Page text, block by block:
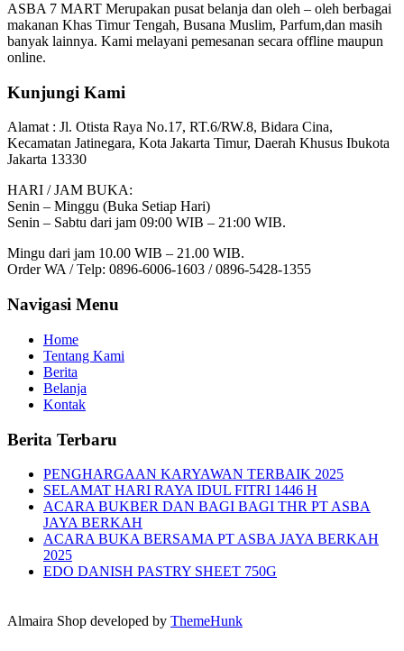
ASBA 7 MART Merupakan pusat belanja dan oleh – oleh berbagai
makanan Khas Timur Tengah, Busana Muslim, Parfum,dan masih
banyak lainnya. Kami melayani pemesanan secara offline maupun
online.
Kunjungi Kami
Alamat : Jl. Otista Raya No.17, RT.6/RW.8, Bidara Cina,
Kecamatan Jatinegara, Kota Jakarta Timur, Daerah Khusus Ibukota
Jakarta 13330
HARI / JAM BUKA:
Senin – Minggu (Buka Setiap Hari)
Senin – Sabtu dari jam 09:00 WIB – 21:00 WIB.
Mingu dari jam 10.00 WIB – 21.00 WIB.
Order WA / Telp: 0896-6006-1603 / 0896-5428-1355
Navigasi Menu
Home
Tentang Kami
Berita
Belanja
Kontak
Berita Terbaru
PENGHARGAAN KARYAWAN TERBAIK 2025
SELAMAT HARI RAYA IDUL FITRI 1446 H
ACARA BUKBER DAN BAGI BAGI THR PT ASBA
JAYA BERKAH
ACARA BUKA BERSAMA PT ASBA JAYA BERKAH
2025
EDO DANISH PASTRY SHEET 750G
Almaira Shop developed by ThemeHunk